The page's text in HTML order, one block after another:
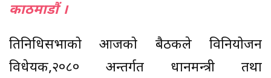
काठमाडौं ।
प्रतिनिधिसभाको आजको बैठकले विनियोजन
विधेयक,२०८० अन्तर्गत प्रधानमन्त्री तथा